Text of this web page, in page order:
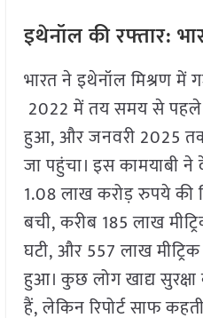
इथेनॉल की रफ्तार:
भारत ने इथेनॉल मिश्रण में
2022 में तय समय से पहले
हुआ, और जनवरी 2025
जा पहुंचा। इस कामयाबी
1.08 लाख करोड़ रुपये की
बची, करीब 185 लाख
घटी, और 557 लाख
हुआ। कुछ लोग खाद्य
हैं, लेकिन रिपोर्ट साफ